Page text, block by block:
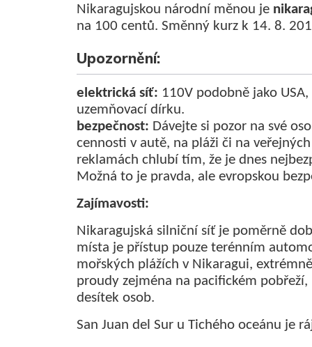
Nikaragujskou národní měnou je
na 100 centů. Směnný kurz k 14. 8.
Upozornění:
elektrická síť: 110V podobně jako
uzemňovací dírku.
bezpečnost: Dávejte si pozor na své
cennosti v autě, na pláži či na
reklamách chlubí tím, že je dnes
Možná to je pravda, ale evropskou
Zajímavosti:
Nikaragujská silniční síť je poměrně
místa je přístup pouze terénním
mořských plážích v Nikaragui,
proudy zejména na pacifickém
desítek osob.
San Juan del Sur u Tichého oceánu je